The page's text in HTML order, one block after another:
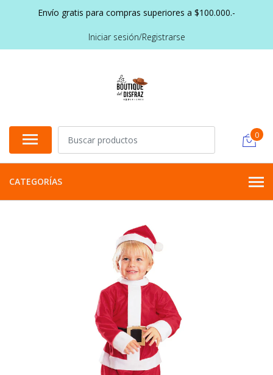
Envío gratis para compras superiores a $100.000.-
Iniciar sesión/Registrarse
0
CATEGORÍAS